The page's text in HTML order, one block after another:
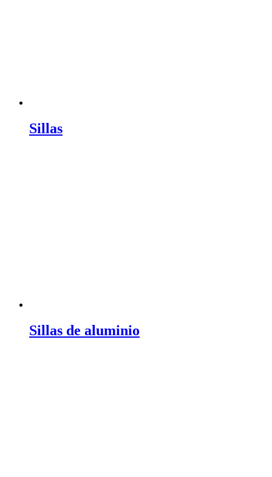
Sillas
Sillas de aluminio